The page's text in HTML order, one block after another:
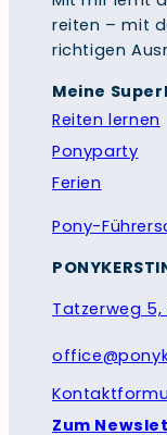
reiten – mit
richtigen
Meine
Reiten lernen
Ponyparty
Ferien
Pony-
Tatzerweg
Zum